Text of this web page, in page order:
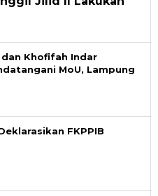
Khofifah Indar
MoU, Lampung
FKPPIB